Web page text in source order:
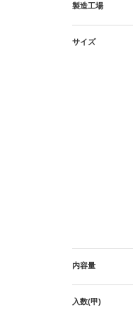
製造工場
サイズ
内容量
入数(甲)